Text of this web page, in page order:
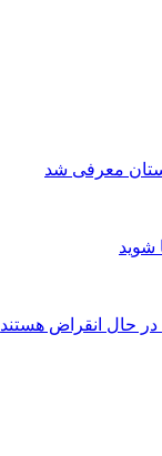
معرفی شد
حال انقراض هستند